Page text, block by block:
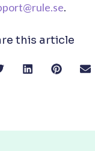
.
this article